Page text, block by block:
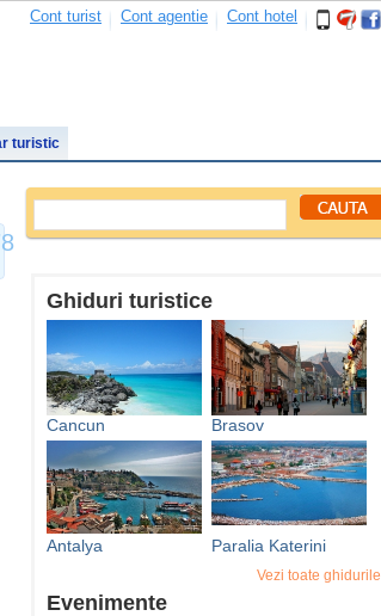
Cont turist Cont agentie Cont hotel
turistic
Ghiduri turistice
Cancun Brasov
Antalya Paralia Katerini
Vezi toate ghidurile
Evenimente